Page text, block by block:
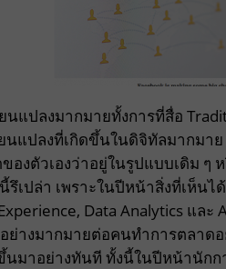
นแปลงมากมายทั้งการที่สื่อ
นแปลงที่เกิดขึ้นในดิจิทัลมากม
องตัวเองว่าอยู่ในรูปแบบเดิม ๆ
รึเปล่า เพราะในปีหน้าสิ่งที่เห็น
Data Analytics แล
ย่างมากมายต่อคนทำการตลา
มาอย่างทันที ทั้งนี้ในปีหน้านักก